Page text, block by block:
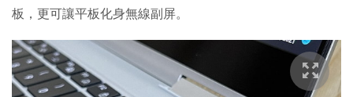
板，更可讓平板化身無線副屏。